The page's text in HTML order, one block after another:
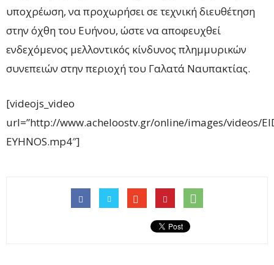
υποχρέωση, να προχωρήσει σε τεχνική διευθέτηση
στην όχθη του Ευήνου, ώστε να αποφευχθεί
ενδεχόμενος μελλοντικός κίνδυνος πλημμυρικών
συνεπειών στην περιοχή του Γαλατά Ναυπακτίας.
[videojs_video
url=”http://www.acheloostv.gr/online/images/videos/
EYHNOS.mp4″]